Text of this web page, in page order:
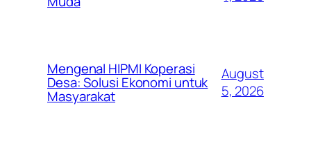
Mengenal HIPMI Koperasi
Desa: Solusi Ekonomi untuk
Masyarakat
August
5, 2026